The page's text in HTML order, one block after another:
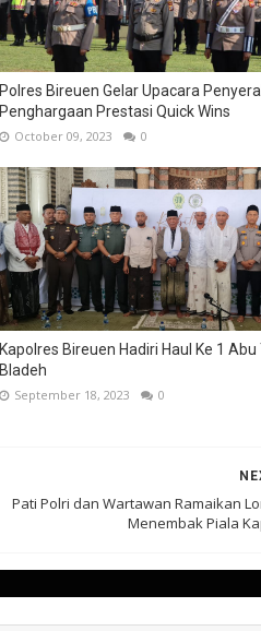
Polres Bireuen Gelar Upacara
Penghargaan Prestasi Quick Wins
October 09, 2023 0
Kapolres Bireuen Hadiri Haul Ke 1
Bladeh
September 18, 2023 0
Pati Polri dan Wartawan Ramaikan
Menembak Piala